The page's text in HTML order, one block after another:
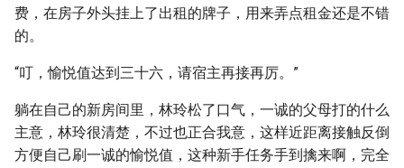
费，在房子外头挂上了出租的牌子，用来弄点租金还是不错
的。
“叮，愉悦值达到三十六，请宿主再接再厉。”
躺在自己的新房间里，林玲松了口气，一诚的父母打的什么
主意，林玲很清楚，不过也正合我意，这样近距离接触反倒
方便自己刷一诚的愉悦值，这种新手任务手到擒来啊，完全